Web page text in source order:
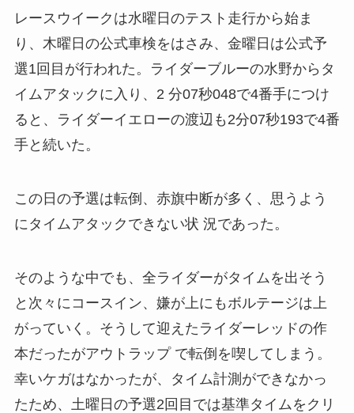
レースウイークは水曜日のテスト走行から始ま
り、木曜日の公式車検をはさみ、金曜日は公式予
選1回目が行われた。ライダーブルーの水野からタ
イムアタックに入り、2 分07秒048で4番手につけ
ると、ライダーイエローの渡辺も2分07秒193で4番
手と続いた。
この日の予選は転倒、赤旗中断が多く、思うよう
にタイムアタックできない状 況であった。
そのような中でも、全ライダーがタイムを出そう
と次々にコースイン、嫌が上にもボルテージは上
がっていく。そうして迎えたライダーレッドの作
本だったがアウトラップ で転倒を喫してしまう。
幸いケガはなかったが、タイム計測ができなかっ
たため、土曜日の予選2回目では基準タイムをクリ